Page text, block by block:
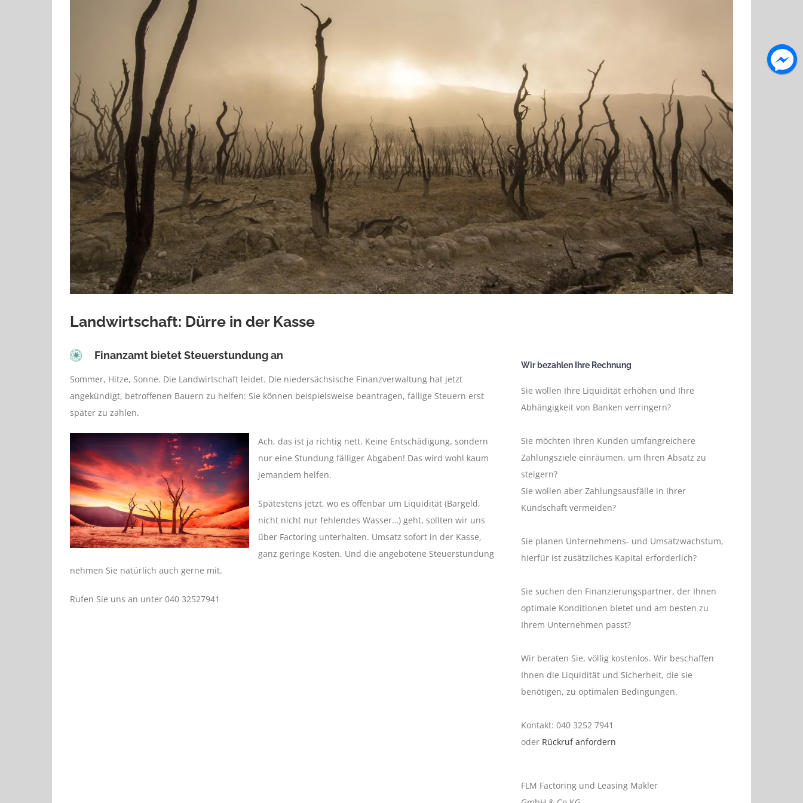
Landwirtschaft: Dürre in der Kasse
Finanzamt bietet Steuerstundung an
Sommer, Hitze, Sonne. Die Landwirtschaft leidet. Die niedersächsische Finanzverwaltung hat jetzt
angekündigt, betroffenen Bauern zu helfen: Sie können beispielsweise beantragen, fällige Steuern erst
später zu zahlen.
Ach, das ist ja richtig nett. Keine Entschädigung, sondern
nur eine Stundung fälliger Abgaben! Das wird wohl kaum
jemandem helfen.
Spätestens jetzt, wo es offenbar um Liquidität (Bargeld,
nicht nicht nur fehlendes Wasser…) geht, sollten wir uns
über Factoring unterhalten. Umsatz sofort in der Kasse,
ganz geringe Kosten. Und die angebotene Steuerstundung
nehmen Sie natürlich auch gerne mit.
Rufen Sie uns an unter 040 32527941
Wir bezahlen Ihre Rechnung
Sie wollen Ihre Liquidität erhöhen und Ihre
Abhängigkeit von Banken verringern?
Sie möchten Ihren Kunden umfangreichere
Zahlungsziele einräumen, um Ihren Absatz zu
steigern?
Sie wollen aber Zahlungsausfälle in Ihrer
Kundschaft vermeiden?
Sie planen Unternehmens- und Umsatzwachstum,
hierfür ist zusätzliches Kapital erforderlich?
Sie suchen den Finanzierungspartner, der Ihnen
optimale Konditionen bietet und am besten zu
Ihrem Unternehmen passt?
Wir beraten Sie, völlig kostenlos. Wir beschaffen
Ihnen die Liquidität und Sicherheit, die sie
benötigen, zu optimalen Bedingungen.
Kontakt: 040 3252 7941
oder Rückruf anfordern
FLM Factoring und Leasing Makler